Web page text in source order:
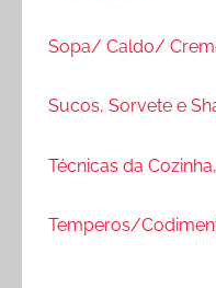
Sopa/ Caldo/
Sucos, Sorvete e
Técnicas da
Temperos/